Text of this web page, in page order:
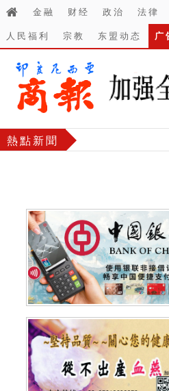
金融 财经 政治 法律
人民福利
宗教 东盟动态 广
熱點新聞